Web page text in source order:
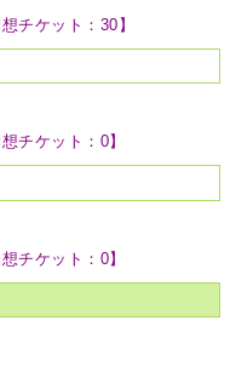
チケット：30】
チケット：0】
チケット：0】